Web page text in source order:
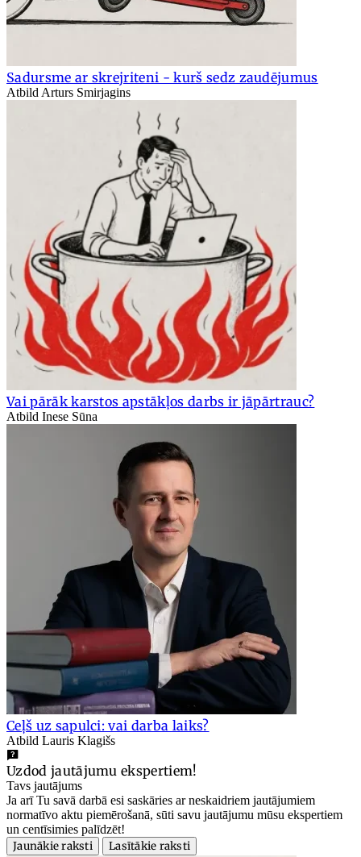
Sadursme ar skrejriteni - kurš sedz zaudējumus
Atbild Arturs Smirjagins
Vai pārāk karstos apstākļos darbs ir jāpārtrauc?
Atbild Inese Sūna
Ceļš uz sapulci: vai darba laiks?
Atbild Lauris Klagišs
Uzdod jautājumu ekspertiem!
Tavs jautājums
Ja arī Tu savā darbā esi saskāries ar neskaidriem jautājumiem
normatīvo aktu piemērošanā, sūti savu jautājumu mūsu ekspertiem
un centīsimies palīdzēt!
Jaunākie raksti
Lasītākie raksti